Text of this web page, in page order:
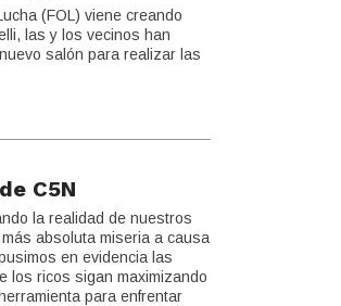
(FOL) viene creando
las y los vecinos han
salón para realizar las
C5N
la realidad de nuestros
absoluta miseria a causa
en evidencia las
los ricos sigan maximizando
para enfrentar